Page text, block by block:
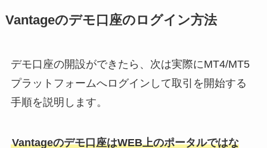
Vantageのデモ口座のログイン方法
デモ口座の開設ができたら、次は実際にMT4/MT5
プラットフォームへログインして取引を開始する
手順を説明します。
Vantageのデモ口座はWEB上のポータルではな